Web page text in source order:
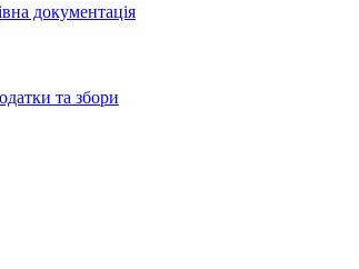
документація
та збори